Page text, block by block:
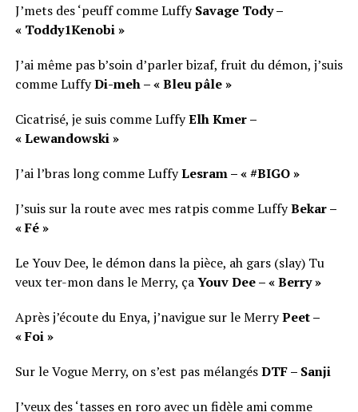
J’mets des ‘peuff comme LuffySavage Tody –
« Toddy1Kenobi »
J’ai même pas b’soin d’parler bizaf, fruit du démon, j’suis
comme LuffyDi-meh – « Bleu pâle »
Cicatrisé, je suis comme LuffyElh Kmer –
« Lewandowski »
J’ai l’bras long comme LuffyLesram – « #BIGO »
J’suis sur la route avec mes ratpis comme LuffyBekar –
« Fé »
Le Youv Dee, le démon dans la pièce, ah gars (slay) Tu
veux ter-mon dans le Merry, çaYouv Dee – « Berry »
Après j’écoute du Enya, j’navigue sur le MerryPeet –
« Foi »
Sur le Vogue Merry, on s’est pas mélangésDTF – Sanji
J’veux des ‘tasses en roro avec un fidèle ami comme